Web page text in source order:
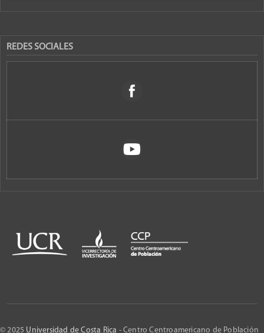
REDES SOCIALES
© 2025 Universidad de Costa Rica - Centro Centroamericano de Población